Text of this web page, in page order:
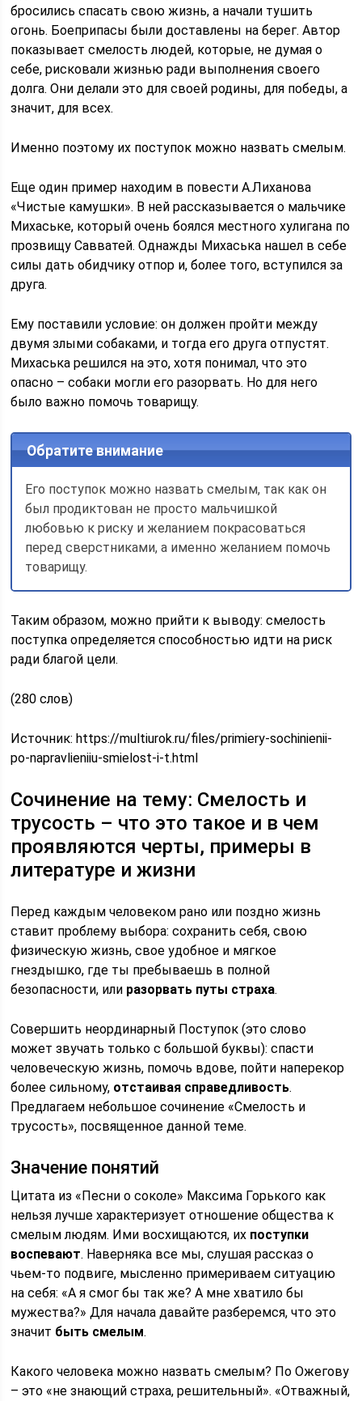
бросились спасать свою жизнь, а начали тушить
огонь. Боеприпасы были доставлены на берег. Автор
показывает смелость людей, которые, не думая о
себе, рисковали жизнью ради выполнения своего
долга. Они делали это для своей родины, для победы, а
значит, для всех.
Именно поэтому их поступок можно назвать смелым.
Еще один пример находим в повести А.Лиханова
«Чистые камушки». В ней рассказывается о мальчике
Михаське, который очень боялся местного хулигана по
прозвищу Савватей. Однажды Михаська нашел в себе
силы дать обидчику отпор и, более того, вступился за
друга.
Ему поставили условие: он должен пройти между
двумя злыми собаками, и тогда его друга отпустят.
Михаська решился на это, хотя понимал, что это
опасно – собаки могли его разорвать. Но для него
было важно помочь товарищу.
Обратите внимание
Его поступок можно назвать смелым, так как он
был продиктован не просто мальчишкой
любовью к риску и желанием покрасоваться
перед сверстниками, а именно желанием помочь
товарищу.
Таким образом, можно прийти к выводу: смелость
поступка определяется способностью идти на риск
ради благой цели.
(280 слов)
Источник: https://multiurok.ru/files/primiery-sochinienii-
po-napravlieniiu-smielost-i-t.html
Сочинение на тему: Смелость и
трусость – что это такое и в чем
проявляются черты, примеры в
литературе и жизни
Перед каждым человеком рано или поздно жизнь
ставит проблему выбора: сохранить себя, свою
физическую жизнь, свое удобное и мягкое
гнездышко, где ты пребываешь в полной
безопасности, или разорвать путы страха.
Совершить неординарный Поступок (это слово
может звучать только с большой буквы): спасти
человеческую жизнь, помочь вдове, пойти наперекор
более сильному, отстаивая справедливость.
Предлагаем небольшое сочинение «Смелость и
трусость», посвященное данной теме.
Значение понятий
Цитата из «Песни о соколе» Максима Горького как
нельзя лучше характеризует отношение общества к
смелым людям. Ими восхищаются, их поступки
воспевают. Наверняка все мы, слушая рассказ о
чьем-то подвиге, мысленно примериваем ситуацию
на себя: «А я смог бы так же? А мне хватило бы
мужества?» Для начала давайте разберемся, что это
значит быть смелым.
Какого человека можно назвать смелым? По Ожегову
– это «не знающий страха, решительный». «Отважный,